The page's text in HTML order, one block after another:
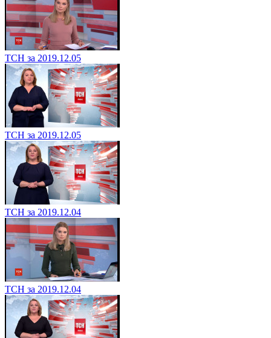
ТСН за 2019.12.05
ТСН за 2019.12.05
ТСН за 2019.12.04
ТСН за 2019.12.04